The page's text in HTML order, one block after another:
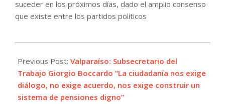
suceder en los próximos días, dado el amplio consenso
que existe entre los partidos políticos
05-
12
Previous Post: Valparaíso: Subsecretario del
Trabajo Giorgio Boccardo “La ciudadanía nos exige
diálogo, no exige acuerdo, nos exige construir un
sistema de pensiones digno”